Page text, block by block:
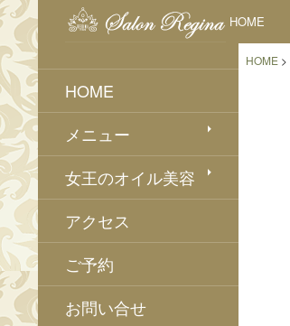
HOME
HOME >
HOME
メニュー
女王のオイル美容
アクセス
ご予約
お問い合せ